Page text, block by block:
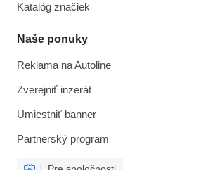
Katalóg značiek
Naše ponuky
Reklama na Autoline
Zverejniť inzerát
Umiestniť banner
Partnerský program